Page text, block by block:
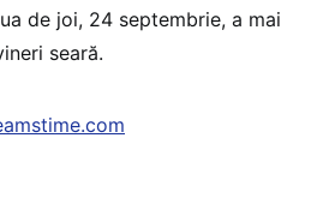
de joi, 24 septembrie, a mai
seară.